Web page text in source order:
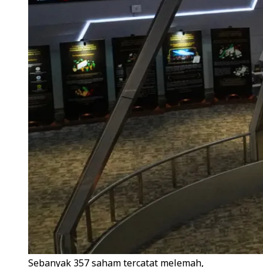
Sebanyak 357 saham tercatat melemah,